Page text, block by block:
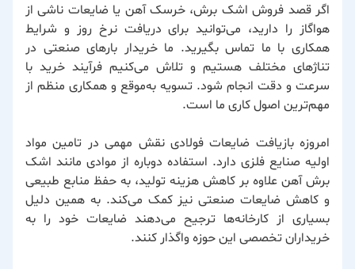
اگر قصد فروش اشک برش، خرسک آهن یا ضایعات ناشی از
هواگاز را دارید، می‌توانید برای دریافت نرخ روز و شرایط
همکاری با ما تماس بگیرید. ما خریدار بارهای صنعتی در
تناژهای مختلف هستیم و تلاش می‌کنیم فرآیند خرید با
سرعت و دقت انجام شود. تسویه به‌موقع و همکاری منظم از
مهم‌ترین اصول کاری ما است.
امروزه بازیافت ضایعات فولادی نقش مهمی در تامین مواد
اولیه صنایع فلزی دارد. استفاده دوباره از موادی مانند اشک
برش آهن علاوه بر کاهش هزینه تولید، به حفظ منابع طبیعی
و کاهش ضایعات صنعتی نیز کمک می‌کند. به همین دلیل
بسیاری از کارخانه‌ها ترجیح می‌دهند ضایعات خود را به
خریداران تخصصی این حوزه واگذار کنند.